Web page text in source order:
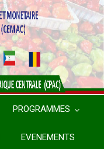
PROGRAMMES
EVENEMENTS